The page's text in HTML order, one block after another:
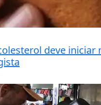
deve iniciar